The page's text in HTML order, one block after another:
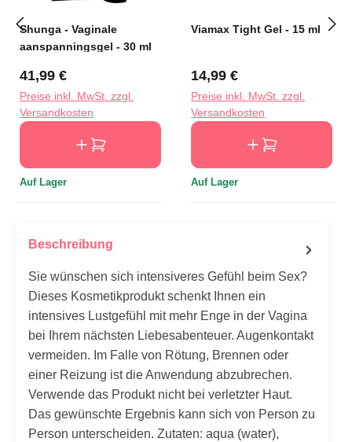
Shunga - Vaginale
aanspanningsgel - 30 ml
Regulärer Preis:
41,99 €
Preise inkl. MwSt. zzgl.
Versandkosten
Auf Lager
Viamax Tight Gel - 15 ml
Regulärer Preis:
14,99 €
Preise inkl. MwSt. zzgl.
Versandkosten
Auf Lager
Beschreibung
Sie wünschen sich intensiveres Gefühl beim Sex?
Dieses Kosmetikprodukt schenkt Ihnen ein
intensives Lustgefühl mit mehr Enge in der Vagina
bei Ihrem nächsten Liebesabenteuer. Augenkontakt
vermeiden. Im Falle von Rötung, Brennen oder
einer Reizung ist die Anwendung abzubrechen.
Verwende das Produkt nicht bei verletzter Haut.
Das gewünschte Ergebnis kann sich von Person zu
Person unterscheiden. Zutaten: aqua (water),